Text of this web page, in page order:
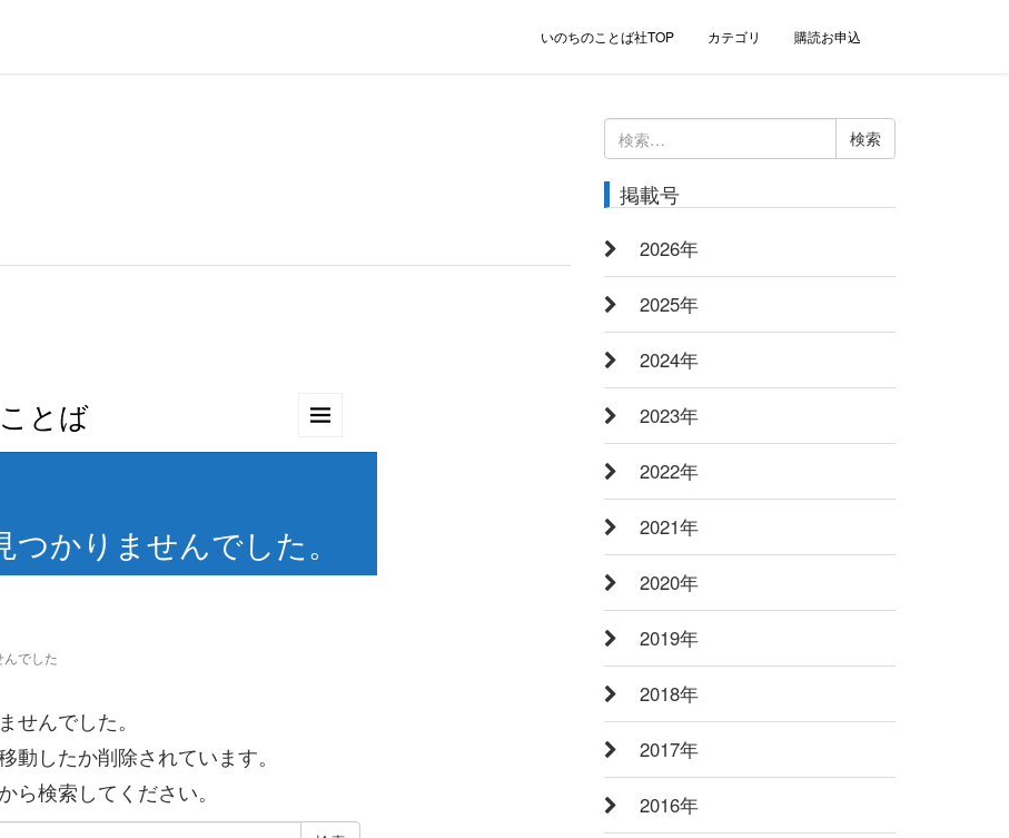
いのちのことば社TOP カテゴリ 購読お申込
検
索:
掲載号
2026年
2025年
2024年
2023年
2022年
2021年
2020年
2019年
2018年
2017年
2016年